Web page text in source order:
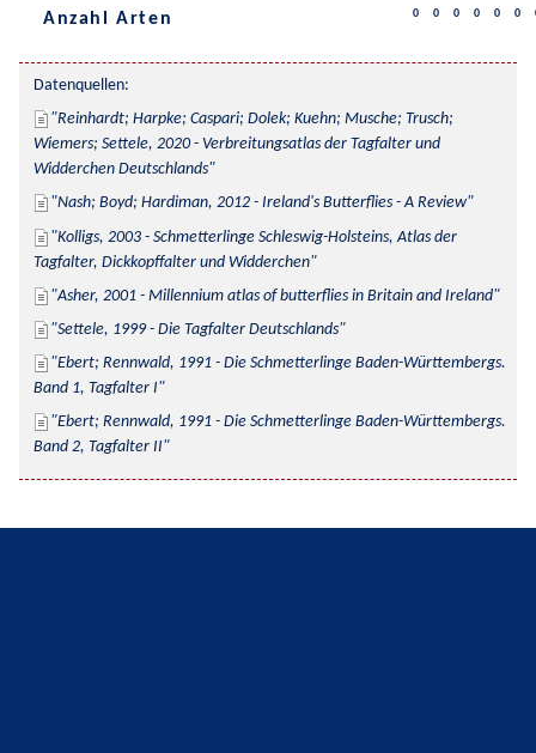
Anzahl Arten 0 0 0 0 0 0
Datenquellen:
Reinhardt; Harpke; Caspari; Dolek; Kuehn; Musche; Trusch;
Wiemers; Settele, 2020 - Verbreitungsatlas der Tagfalter und
Widderchen Deutschlands
Nash; Boyd; Hardiman, 2012 - Ireland's Butterflies - A Review
Kolligs, 2003 - Schmetterlinge Schleswig-Holsteins, Atlas der
Tagfalter, Dickkopffalter und Widderchen
Asher, 2001 - Millennium atlas of butterflies in Britain and Ireland
Settele, 1999 - Die Tagfalter Deutschlands
Ebert; Rennwald, 1991 - Die Schmetterlinge Baden-Württembergs.
Band 1, Tagfalter I
Ebert; Rennwald, 1991 - Die Schmetterlinge Baden-Württembergs.
Band 2, Tagfalter II